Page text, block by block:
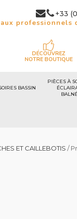
+33
professionnels
DÉCOUVREZ
NOTRE BOUTIQUE
BASSIN
PIÈCES À
ET CAILLEBOTIS /